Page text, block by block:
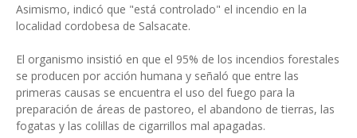
Asimismo, indicó que "está controlado" el incendio en la
localidad cordobesa de Salsacate.
El organismo insistió en que el 95% de los incendios forestales
se producen por acción humana y señaló que entre las
primeras causas se encuentra el uso del fuego para la
preparación de áreas de pastoreo, el abandono de tierras, las
fogatas y las colillas de cigarrillos mal apagadas.